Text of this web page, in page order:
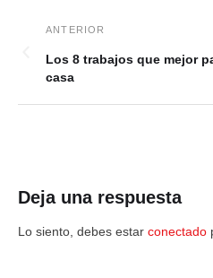
Los 8 trabajos que mejor
casa
Deja una respuesta
Lo siento, debes estar conectado